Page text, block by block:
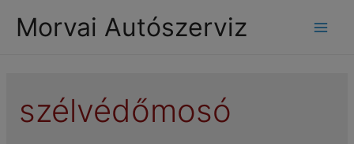
Morvai Autószerviz
szélvédőmosó